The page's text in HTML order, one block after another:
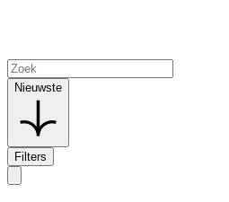
Nieuwste
Filters